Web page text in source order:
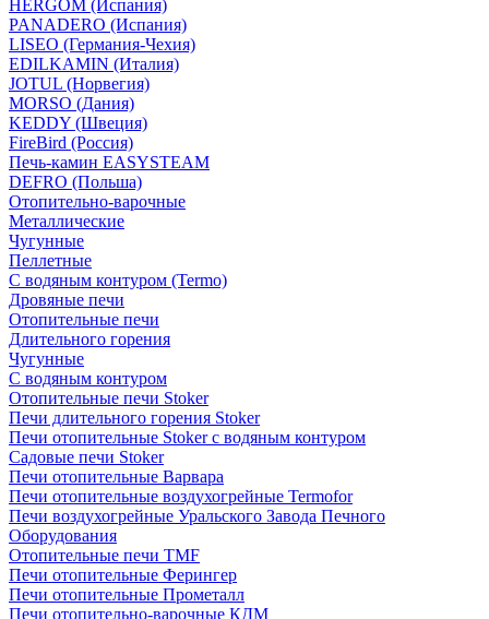
HERGOM (Испания)
PANADERO (Испания)
LISEO (Германия-Чехия)
EDILKAMIN (Италия)
JOTUL (Норвегия)
MORSO (Дания)
KEDDY (Швеция)
FireBird (Россия)
Печь-камин EASYSTEAM
DEFRO (Польша)
Отопительно-варочные
Металлические
Чугунные
Пеллетные
С водяным контуром (Termo)
Дровяные печи
Отопительные печи
Длительного горения
Чугунные
C водяным контуром
Отопительные печи Stoker
Печи длительного горения Stoker
Печи отопительные Stoker с водяным контуром
Садовые печи Stoker
Печи отопительные Варвара
Печи отопительные воздухогрейные Termofor
Печи воздухогрейные Уральского Завода Печного
Оборудования
Отопительные печи TMF
Печи отопительные Ферингер
Печи отопительные Прометалл
Печи отопительно-варочные КДМ